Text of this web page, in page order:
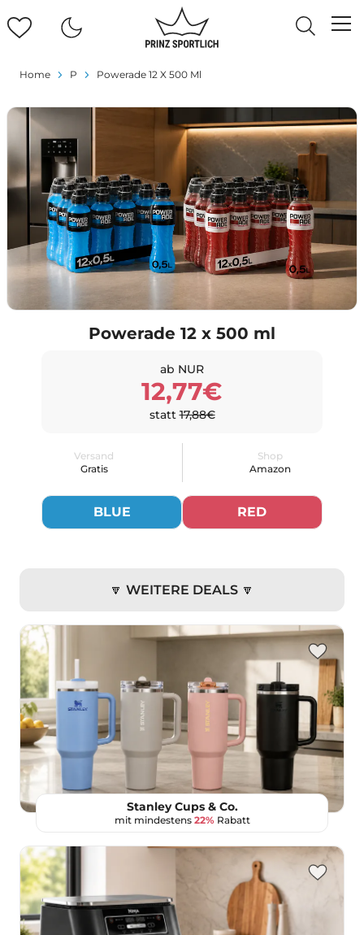
Home P Powerade 12 X 500 Ml
Powerade 12 x 500 ml
ab NUR
12,77€
statt17,88€
Versand
Gratis
Shop
Amazon
BLUE RED
🔽 WEITERE DEALS 🔽
Stanley Cups & Co.
mit mindestens 22%Rabatt